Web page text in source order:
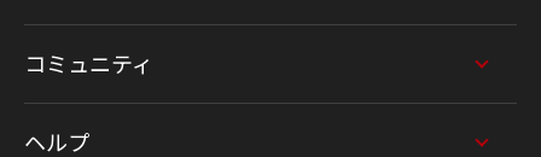
コミュニティ
ヘルプ